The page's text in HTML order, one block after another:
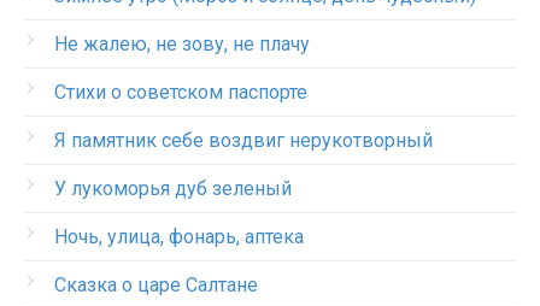
Не жалею, не зову, не плачу
Стихи о советском паспорте
Я памятник себе воздвиг нерукотворный
У лукоморья дуб зеленый
Ночь, улица, фонарь, аптека
Сказка о царе Салтане